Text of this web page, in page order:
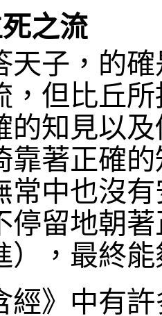
之流
天子，的
，但比丘
的知見以
靠著正確
常中也沒
停留地朝
），最終
經》中有